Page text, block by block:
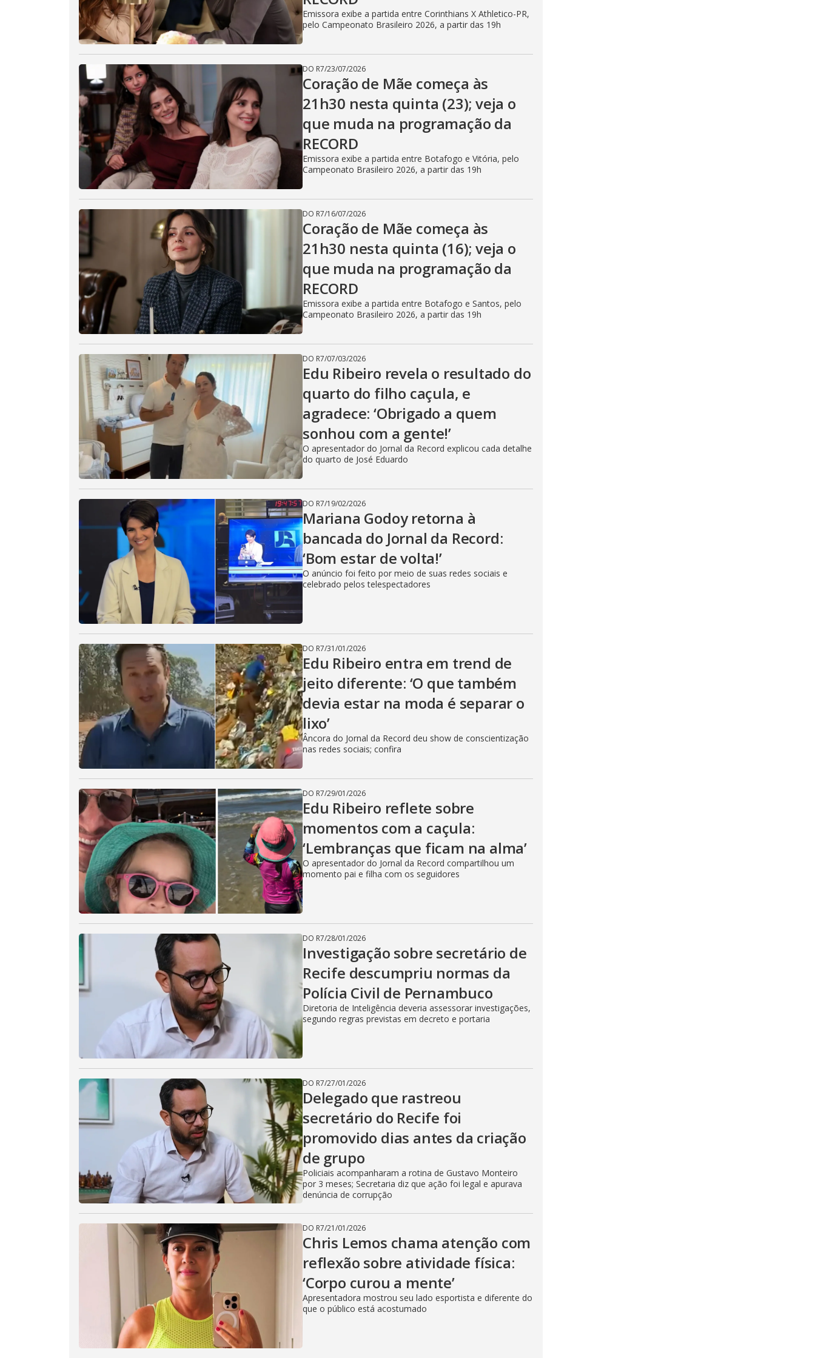
i
d
e
o
Emissora exibe a partida entre Corinthians X Athletico-PR,
pelo Campeonato Brasileiro 2026, a partir das 19h
DO R7/23/07/2026
Coração de Mãe começa às
21h30 nesta quinta (23); veja o
que muda na programação da
RECORD
Emissora exibe a partida entre Botafogo e Vitória, pelo
Campeonato Brasileiro 2026, a partir das 19h
DO R7/16/07/2026
Coração de Mãe começa às
21h30 nesta quinta (16); veja o
que muda na programação da
RECORD
Emissora exibe a partida entre Botafogo e Santos, pelo
Campeonato Brasileiro 2026, a partir das 19h
DO R7/07/03/2026
Edu Ribeiro revela o resultado do
quarto do filho caçula, e
agradece: ‘Obrigado a quem
sonhou com a gente!’
O apresentador do Jornal da Record explicou cada detalhe
do quarto de José Eduardo
DO R7/19/02/2026
Mariana Godoy retorna à
bancada do Jornal da Record:
‘Bom estar de volta!’
O anúncio foi feito por meio de suas redes sociais e
celebrado pelos telespectadores
DO R7/31/01/2026
Edu Ribeiro entra em trend de
jeito diferente: ‘O que também
devia estar na moda é separar o
lixo’
Âncora do Jornal da Record deu show de conscientização
nas redes sociais; confira
DO R7/29/01/2026
Edu Ribeiro reflete sobre
momentos com a caçula:
‘Lembranças que ficam na alma’
O apresentador do Jornal da Record compartilhou um
momento pai e filha com os seguidores
DO R7/28/01/2026
Investigação sobre secretário de
Recife descumpriu normas da
Polícia Civil de Pernambuco
Diretoria de Inteligência deveria assessorar investigações,
segundo regras previstas em decreto e portaria
DO R7/27/01/2026
Delegado que rastreou
secretário do Recife foi
promovido dias antes da criação
de grupo
Policiais acompanharam a rotina de Gustavo Monteiro
por 3 meses; Secretaria diz que ação foi legal e apurava
denúncia de corrupção
DO R7/21/01/2026
Chris Lemos chama atenção com
reflexão sobre atividade física:
‘Corpo curou a mente’
Apresentadora mostrou seu lado esportista e diferente do
que o público está acostumado